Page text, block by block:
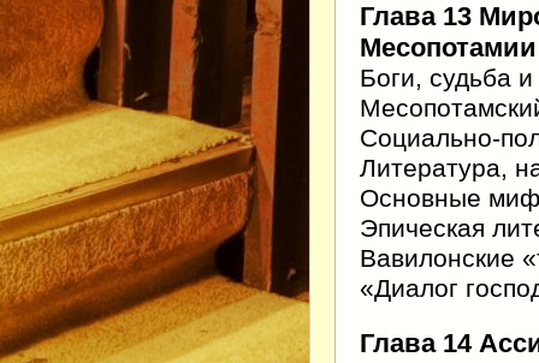
Глава 13
Месопотамии
Боги, судьба
Социально-
Литература,
Основные
Эпическая
Вавилонские
«Диалог
Глава 14